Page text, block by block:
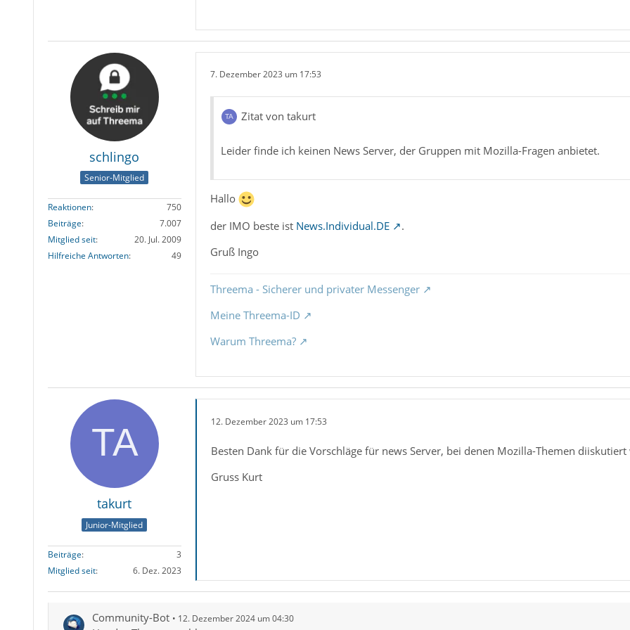
schlingo
Senior-Mitglied
Reaktionen
750
Beiträge
7.007
Mitglied seit
20. Jul. 2009
Hilfreiche Antworten
49
7. Dezember 2023 um 17:53
Zitat von takurt
Leider finde ich keinen News Server, der Gruppen mit Mozilla-Fragen anbietet.
Hallo
der IMO beste ist News.Individual.DE
.
Gruß Ingo
Threema - Sicherer und privater Messenger
Meine Threema-ID
Warum Threema?
takurt
Junior-Mitglied
Beiträge
3
Mitglied seit
6. Dez. 2023
12. Dezember 2023 um 17:53
Besten Dank für die Vorschläge für news Server, bei denen Mozilla-Themen
Gruss Kurt
Community-Bot 12. Dezember 2024 um 04:30